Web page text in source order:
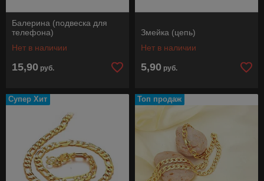
Балерина (подвеска для
телефона)
Нет в наличии
15,90 руб.
Змейка (цепь)
Нет в наличии
5,90 руб.
Супер Хит Топ продаж